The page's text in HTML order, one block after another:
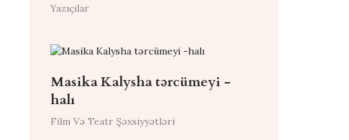
Yazıçılar
Masika Kalysha tərcümeyi -
halı
Film Və Teatr Şəxsiyyətləri